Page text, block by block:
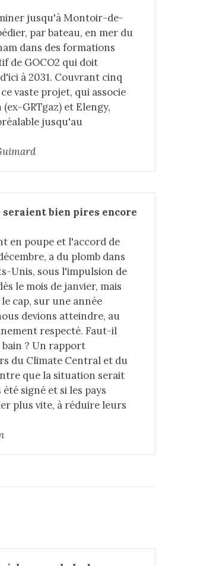
jusqu'à Montoir-de-
par bateau, en mer du
dans des formations
de GOCO2 qui doit
à 2031. Couvrant cinq
vaste projet, qui associe
GRTgaz) et Elengy,
jusqu'au
seraient bien pires encore
en poupe et l'accord de
a du plomb dans
Unis, sous l'impulsion de
le mois de janvier, mais
cap, sur une année
devions atteindre, au
respecté. Faut-il
? Un rapport
du Climate Central et du
que la situation serait
signé et si les pays
plus vite, à réduire leurs